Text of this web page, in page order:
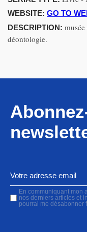
WEBSITE: GO TO
DESCRIPTION:
déontologie.
En communiquant mon
nos derniers articles et
pourrai me désabonner